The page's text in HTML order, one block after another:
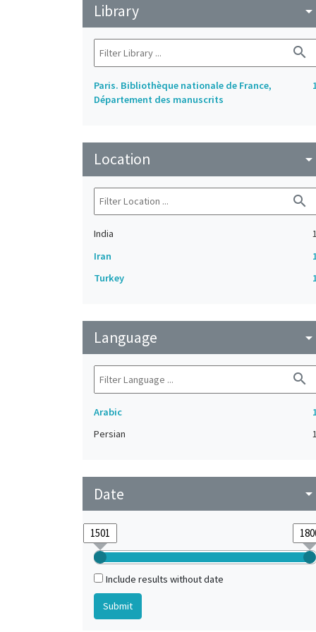
Library arrow_drop_down
search
Paris. Bibliothèque nationale de France,
Département des manuscrits
Location arrow_drop_down
search
India
1
Iran
Turkey
Language arrow_drop_down
search
Arabic
Persian
1
Date arrow_drop_down
Include results without date